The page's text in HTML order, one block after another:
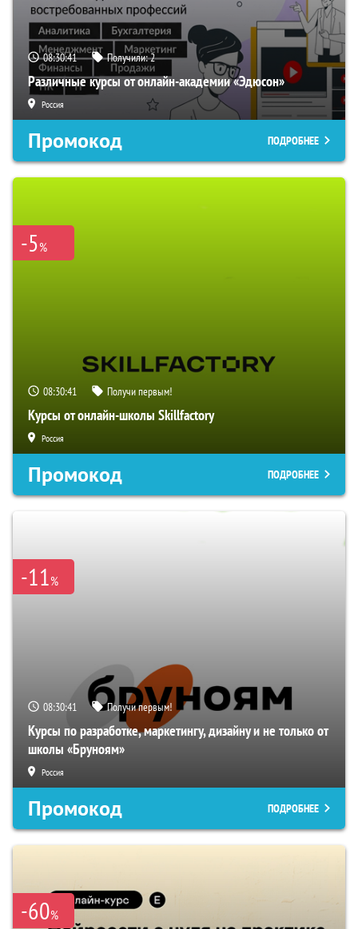
08:30:40 Получили:2
Различные курсы от онлайн-академии «Эдюсон»
Россия
Промокод ПОДРОБНЕЕ
-5%
08:30:40 Получи первым!
Курсы от онлайн-школы Skillfactory
Россия
Промокод ПОДРОБНЕЕ
-11%
08:30:40 Получи первым!
Курсы по разработке, маркетингу, дизайну и не только от
школы «Бруноям»
Россия
Промокод ПОДРОБНЕЕ
-60%